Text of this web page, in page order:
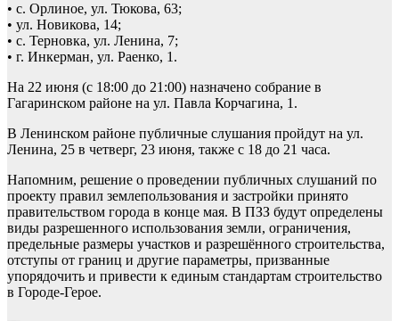
• с. Орлиное, ул. Тюкова, 63;
• ул. Новикова, 14;
• с. Терновка, ул. Ленина, 7;
• г. Инкерман, ул. Раенко, 1.
На 22 июня (с 18:00 до 21:00) назначено собрание в
Гагаринском районе на ул. Павла Корчагина, 1.
В Ленинском районе публичные слушания пройдут на ул.
Ленина, 25 в четверг, 23 июня, также с 18 до 21 часа.
Напомним, решение о проведении публичных слушаний по
проекту правил землепользования и застройки принято
правительством города в конце мая. В ПЗЗ будут определены
виды разрешенного использования земли, ограничения,
предельные размеры участков и разрешённого строительства,
отступы от границ и другие параметры, призванные
упорядочить и привести к единым стандартам строительство
в Городе-Герое.